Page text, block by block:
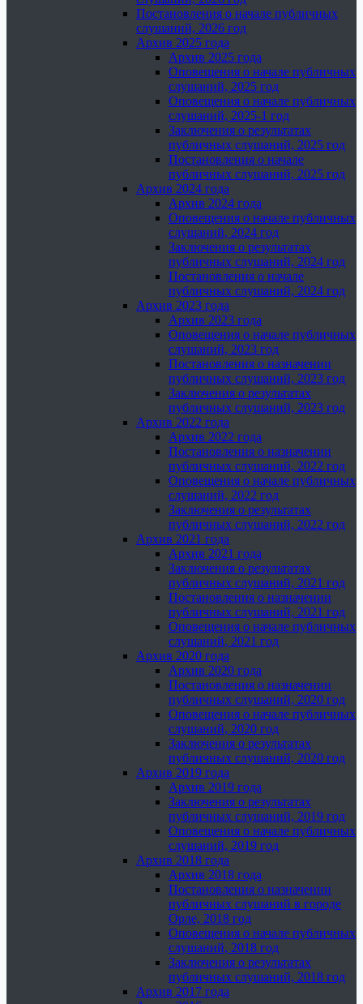
Постановления о начале публичных
слушаний, 2026 год
Архив 2025 года
Архив 2025 года
Оповещения о начале публичных
слушаний, 2025 год
Оповещения о начале публичных
слушаний, 2025-1 год
Заключения о результатах
публичных слушаний, 2025 год
Постановления о начале
публичных слушаний, 2025 год
Архив 2024 года
Архив 2024 года
Оповещения о начале публичных
слушаний, 2024 год
Заключения о результатах
публичных слушаний, 2024 год
Постановления о начале
публичных слушаний, 2024 год
Архив 2023 года
Архив 2023 года
Оповещения о начале публичных
слушаний, 2023 год
Постановления о назначении
публичных слушаний, 2023 год
Заключения о результатах
публичных слушаний, 2023 год
Архив 2022 года
Архив 2022 года
Постановления о назначении
публичных слушаний, 2022 год
Оповещения о начале публичных
слушаний, 2022 год
Заключения о результатах
публичных слушаний, 2022 год
Архив 2021 года
Архив 2021 года
Заключения о результатах
публичных слушаний, 2021 год
Постановления о назначении
публичных слушаний, 2021 год
Оповещения о начале публичных
слушаний, 2021 год
Архив 2020 года
Архив 2020 года
Постановления о назначении
публичных слушаний, 2020 год
Оповещения о начале публичных
слушаний, 2020 год
Заключения о результатах
публичных слушаний, 2020 год
Архив 2019 года
Архив 2019 года
Заключения о результатах
публичных слушаний, 2019 год
Оповещения о начале публичных
слушаний, 2019 год
Архив 2018 года
Архив 2018 года
Постановления о назначении
публичных слушаний в городе
Орле, 2018 год
Оповещения о начале публичных
слушаний, 2018 год
Заключения о результатах
публичных слушаний, 2018 год
Архив 2017 года